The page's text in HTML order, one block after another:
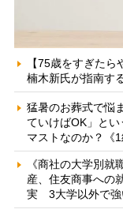
【75歳をすぎた
楠木新氏が指南す
猛暑のお葬式で悩
ていけばOK」と
マストなのか？《
《商社の大学別
産、住友商事への
実 3大学以外で強